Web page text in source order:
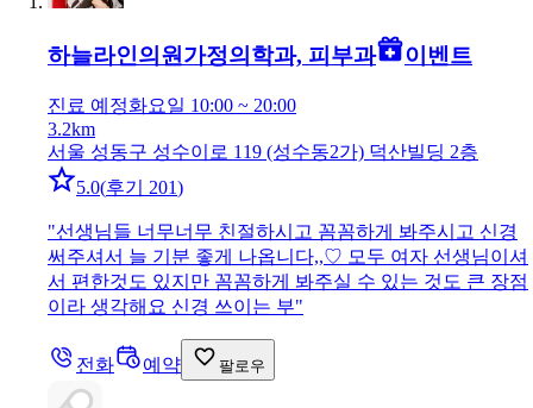
하늘라인의원가정의학과, 피부과 이벤트
진료 예정화요일 10:00 ~ 20:00
3.2km
서울 성동구 성수이로 119 (성수동2가) 덕산빌딩 2층
5.0(후기 201)
"선생님들 너무너무 친절하시고 꼼꼼하게 봐주시고 신경
써주셔서 늘 기분 좋게 나옵니다,,♡ 모두 여자 선생님이셔
서 편한것도 있지만 꼼꼼하게 봐주실 수 있는 것도 큰 장점
이라 생각해요 신경 쓰이는 부"
전화 예약 팔로우